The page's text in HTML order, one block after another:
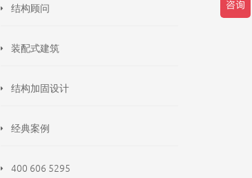
结构顾问
装配式建筑
结构加固设计
经典案例
400 606 5295